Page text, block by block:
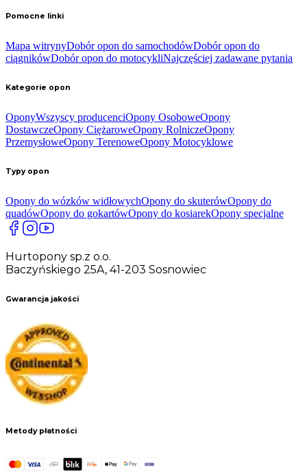
Pomocne linki
Mapa witrynyDobór opon do samochodówDobór opon do
ciągnikówDobór opon do motocykliNajczęściej zadawane pytania
Kategorie opon
OponyWszyscy producenciOpony OsoboweOpony
DostawczeOpony CiężaroweOpony RolniczeOpony
PrzemysłoweOpony TerenoweOpony Motocyklowe
Typy opon
Opony do wózków widłowychOpony do skuterówOpony do
quadówOpony do gokartówOpony do kosiarekOpony specjalne
Hurtopony sp.z o.o.
Baczyńskiego 25A, 41-203 Sosnowiec
Gwarancja jakości
Metody płatności